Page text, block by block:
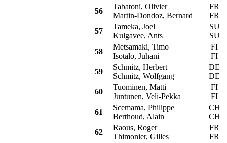
56
Tabatoni, Olivier
Martin-Dondoz, Bernard
FR
FR
57
Tameka, Joel
Kulgavee, Ants
SU
SU
58
Metsamaki, Timo
Isotalo, Juhani
FI
FI
59
Schmitz, Herbert
Schmitz, Wolfgang
DE
DE
60
Tuominen, Matti
Juntunen, Veli-Pekka
FI
FI
61
Scemama, Philippe
Berthoud, Alain
CH
CH
62
Raous, Roger
Thimonier, Gilles
FR
FR